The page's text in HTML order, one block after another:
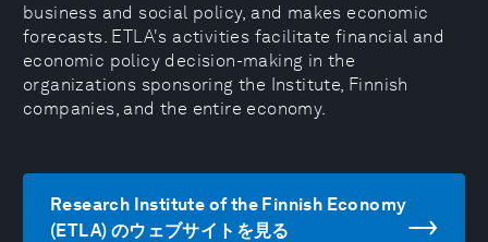
business and social policy, and makes economic
forecasts. ETLA's activities facilitate financial and
economic policy decision-making in the
organizations sponsoring the Institute, Finnish
companies, and the entire economy.
Research Institute of the Finnish Economy
(ETLA) のウェブサイトを見る